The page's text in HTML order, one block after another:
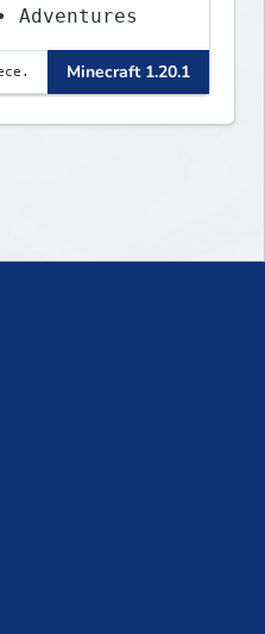
Adventures
Minecraft 1.20.1